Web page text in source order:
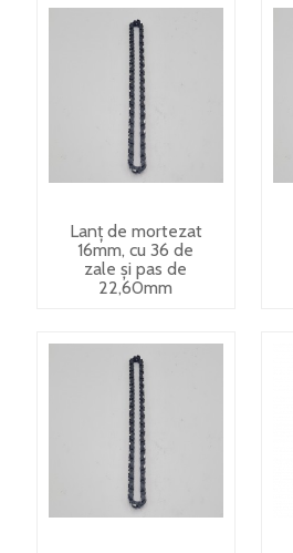
Lanț de mortezat
16mm, cu 36 de
zale și pas de
22,60mm